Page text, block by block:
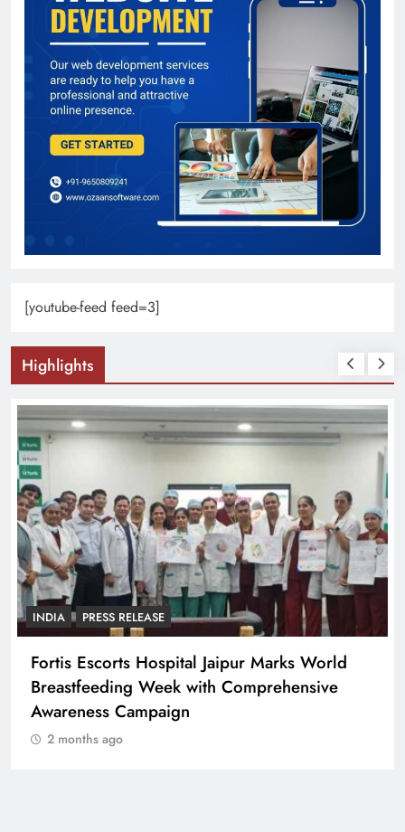
[youtube-feed feed=3]
Highlights
INDIA PRESS RELEASE
Fortis Escorts Hospital Jaipur Marks World
Breastfeeding Week with Comprehensive
Awareness Campaign
2 months ago